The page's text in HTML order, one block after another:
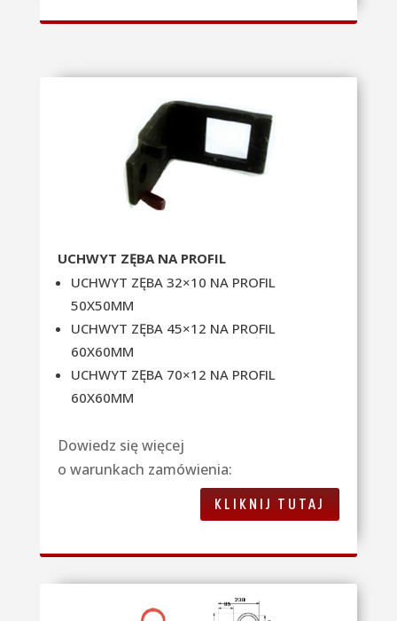
UCHWYT ZĘBA NA PROFIL
UCHWYT ZĘBA 32×10 NA PROFIL
50X50MM
UCHWYT ZĘBA 45×12 NA PROFIL
60X60MM
UCHWYT ZĘBA 70×12 NA PROFIL
60X60MM
Dowiedz się więcej
o warunkach zamówienia:
KLIKNIJ TUTAJ